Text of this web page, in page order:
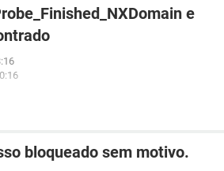
e
bloqueado sem motivo.